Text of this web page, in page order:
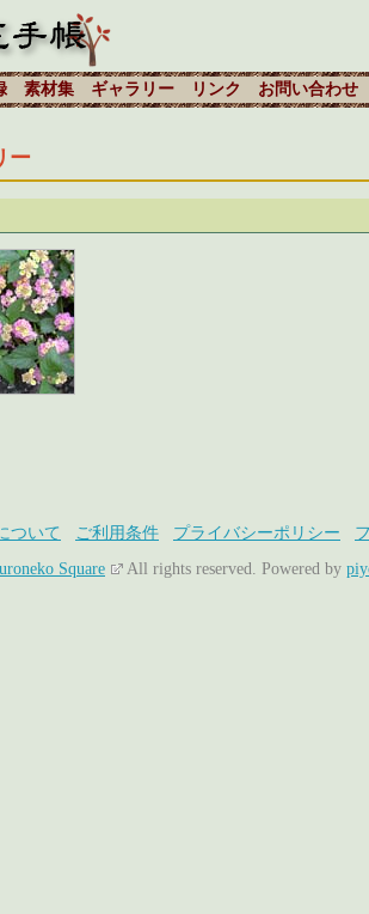
素材集 ギャラリー リンク お問い合わせ
ー
ついて ご利用条件 プライバシーポリシー
Square All rights reserved. Powered by